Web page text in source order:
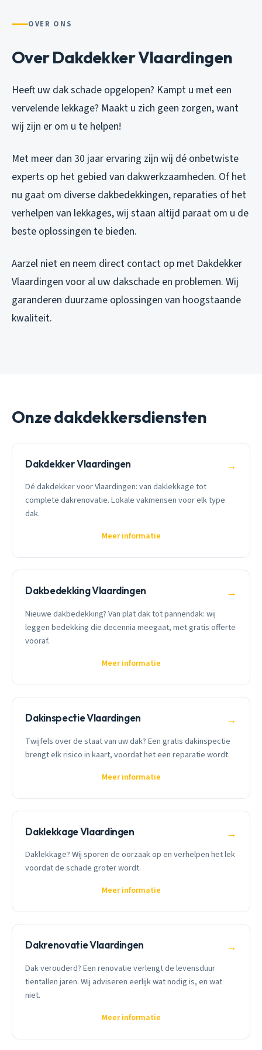
OVER ONS
Over Dakdekker Vlaardingen
Heeft uw dak schade opgelopen? Kampt u met een
vervelende lekkage? Maakt u zich geen zorgen, want
wij zijn er om u te helpen!
Met meer dan 30 jaar ervaring zijn wij dé onbetwiste
experts op het gebied van dakwerkzaamheden. Of het
nu gaat om diverse dakbedekkingen, reparaties of het
verhelpen van lekkages, wij staan altijd paraat om u de
beste oplossingen te bieden.
Aarzel niet en neem direct contact op met Dakdekker
Vlaardingen voor al uw dakschade en problemen. Wij
garanderen duurzame oplossingen van hoogstaande
kwaliteit.
Onze dakdekkersdiensten
Dakdekker Vlaardingen →
Dé dakdekker voor Vlaardingen: van daklekkage tot
complete dakrenovatie. Lokale vakmensen voor elk type
dak.
Meer informatie
Dakbedekking Vlaardingen →
Nieuwe dakbedekking? Van plat dak tot pannendak: wij
leggen bedekking die decennia meegaat, met gratis offerte
vooraf.
Meer informatie
Dakinspectie Vlaardingen →
Twijfels over de staat van uw dak? Een gratis dakinspectie
brengt elk risico in kaart, voordat het een reparatie wordt.
Meer informatie
Daklekkage Vlaardingen →
Daklekkage? Wij sporen de oorzaak op en verhelpen het lek
voordat de schade groter wordt.
Meer informatie
Dakrenovatie Vlaardingen →
Dak verouderd? Een renovatie verlengt de levensduur
tientallen jaren. Wij adviseren eerlijk wat nodig is, en wat
niet.
Meer informatie